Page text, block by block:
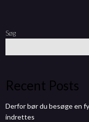
Søg
Recent Posts
Derfor bør du besøge en
indrettes